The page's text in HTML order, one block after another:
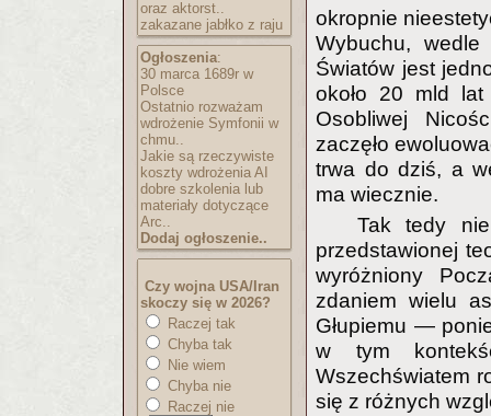
oraz aktorst..
zakazane jabłko z raju
Ogłoszenia:
30 marca 1689r w
Polsce
Ostatnio rozważam
wdrożenie Symfonii w
chmu..
Jakie są rzeczywiste
koszty wdrożenia AI
dobre szkolenia lub
materiały dotyczące
Arc..
Dodaj ogłoszenie..
Czy wojna USA/Iran
skoczy się w 2026?
Raczej tak
Chyba tak
Nie wiem
Chyba nie
Raczej nie
okropnie
Wybuchu,
Światów jest
około 20 mld
Osobliwej
zaczęło
trwa do dziś, a
ma wiecznie.
Tak tedy
przedstawionej
wyróżniony
zdaniem wielu
Głupiemu —
w tym
Wszechświatem
się z różnych